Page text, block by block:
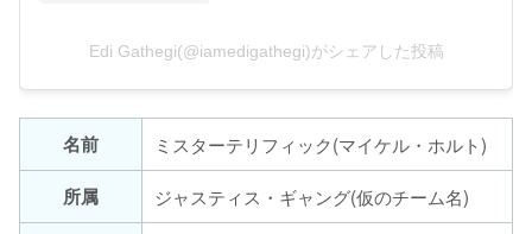
Edi Gathegi(@iamedigathegi)がシェアした投稿
名前
ミスターテリフィック(マイケル・ホルト)
所属
ジャスティス・ギャング(仮のチーム名)